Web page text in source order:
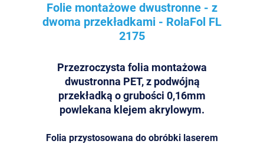
Folie montażowe dwustronne - z
dwoma przekładkami - RolaFol FL
2175
Przezroczysta folia montażowa
dwustronna PET, z podwójną
przekładką o grubości 0,16mm
powlekana klejem akrylowym.
Folia przystosowana do obróbki laserem